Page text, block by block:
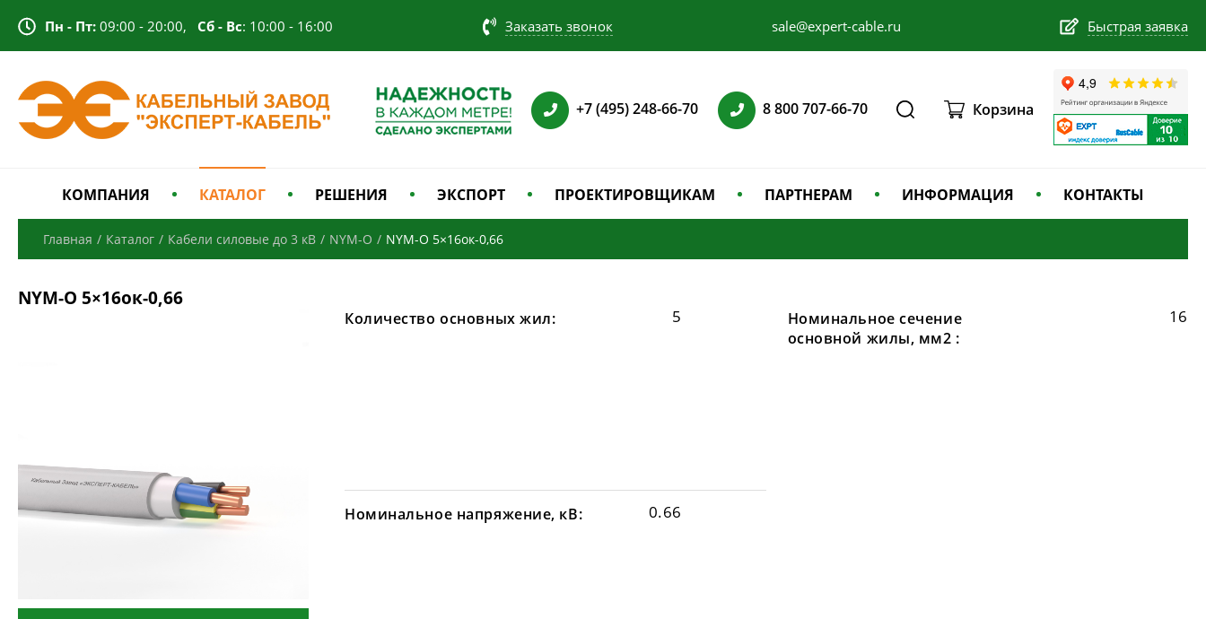
Пн - Пт: 09:00 - 20:00, Сб - Вс: 10:00 - 16:00 Заказать звонок sale@expert-cable.ru Быстрая заявка
+7 (495) 248-66-70 8 800 707-66-70 Корзина
КОМПАНИЯ КАТАЛОГ РЕШЕНИЯ ЭКСПОРТ ПРОЕКТИРОВЩИКАМ ПАРТНЕРАМ ИНФОРМАЦИЯ КОНТАКТЫ
Главная / Каталог / Кабели силовые до 3 кВ / NYM-O / NYM-O 5×16ок-0,66
NYM-O 5×16ок-0,66
Количество основных жил: 5
Номинальное сечение
основной жилы, мм2 :
16
Номинальное напряжение, кВ: 0.66